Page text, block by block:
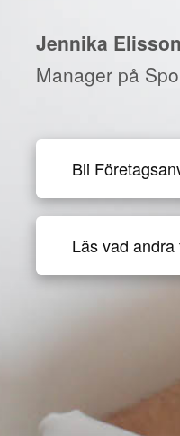
Jennika Elisson
Manager på
Bli
Läs vad